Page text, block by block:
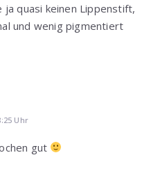
quasi keinen Lippenstift,
und wenig pigmentiert
Uhr
gut